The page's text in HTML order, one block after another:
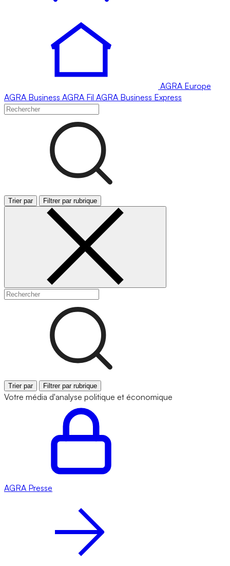
AGRA Europe
AGRA Business AGRA Fil AGRA Business Express
Trier par Filtrer par rubrique
Trier par Filtrer par rubrique
Votre média d'analyse politique et économique
AGRA Presse